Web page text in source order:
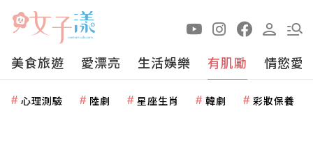
美食旅遊 愛漂亮 生活娛樂 有肌勵 情慾愛
心理測驗 陸劇 星座生肖 韓劇 彩妝保養